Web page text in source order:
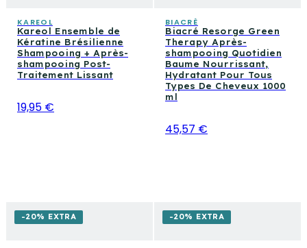
KAREOL
Kareol Ensemble de
Kératine Brésilienne
Shampooing + Après-
shampooing Post-
Traitement Lissant
19,95 €
BIACRÈ
Biacré Resorge Green
Therapy Après-
shampooing Quotidien
Baume Nourrissant,
Hydratant Pour Tous
Types De Cheveux 1000
ml
45,57 €
-20% EXTRA -20% EXTRA